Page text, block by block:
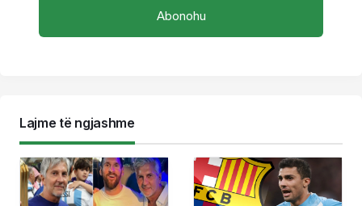
Lajme të ngjashme